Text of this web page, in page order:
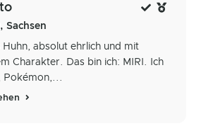
Sachsen
absolut ehrlich und mit
Charakter. Das bin ich: MIRI. Ich
Pokémon,...